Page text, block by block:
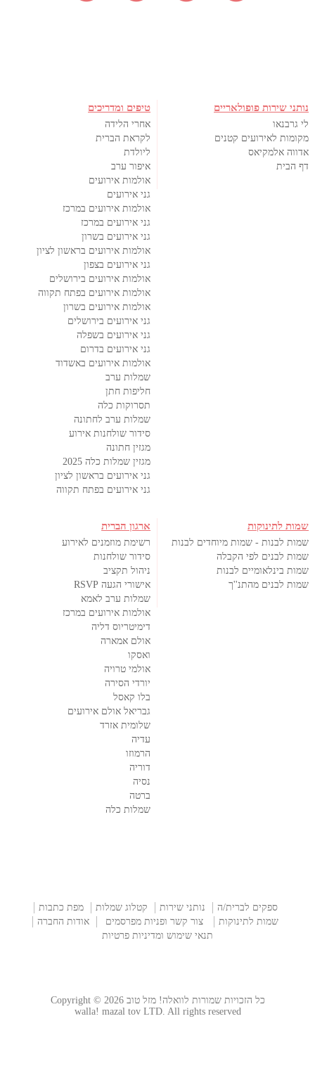
נותני שירות פופולאריים
לי גרבנאו
מקומות לאירועים קטנים
אדווה אלמקיאס
דף הבית
טיפים ומדריכים
אחרי הלידה
לקראת הברית
ליולדת
איפור ערב
אולמות אירועים
גני אירועים
אולמות אירועים במרכז
גני אירועים במרכז
גני אירועים בשרון
אולמות אירועים בראשון לציון
גני אירועים בצפון
אולמות אירועים בירושלים
אולמות אירועים בפתח תקווה
אולמות אירועים בשרון
גני אירועים בירושלים
גני אירועים בשפלה
גני אירועים בדרום
אולמות אירועים באשדוד
שמלות ערב
חליפות חתן
תסרוקות כלה
שמלות ערב לחתונה
סידור שולחנות אירוע
מגזין חתונה
מגזין שמלות כלה 2025
גני אירועים בראשון לציון
גני אירועים בפתח תקווה
שמות לתינוקות
שמות לבנות - שמות מיוחדים לבנות
שמות לבנים לפי הקבלה
שמות בינלאומיים לבנות
שמות לבנים מהתנ''ך
ארגון הברית
רשימת מוזמנים לאירוע
סידור שולחנות
ניהול תקציב
אישורי הגעה RSVP
שמלות ערב לאמא
אולמות אירועים במרכז
דימיטריוס דליה
אולם אמארה
ואסקו
אולמי טרויה
יורדי הסירה
בלו קאסל
גבריאל אולם אירועים
שלומית אזרד
עדיה
הרמוזו
דוריה
נסיה
ברטה
שמלות כלה
ספקים לברית/ה נותני שירות קטלוג שמלות
מפת כתבות
שמות לתינוקות
צור קשר ופניות מפרסמים
אודות החברה
תנאי שימוש ומדיניות פרטיות
כל הזכויות שמורות לוואלה! מזל טוב Copyright © 2026
walla! mazal tov LTD. All rights reserved